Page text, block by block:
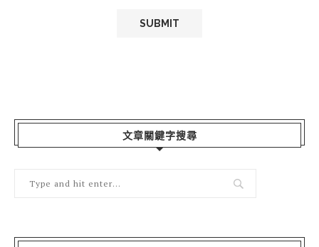
文章關鍵字搜尋